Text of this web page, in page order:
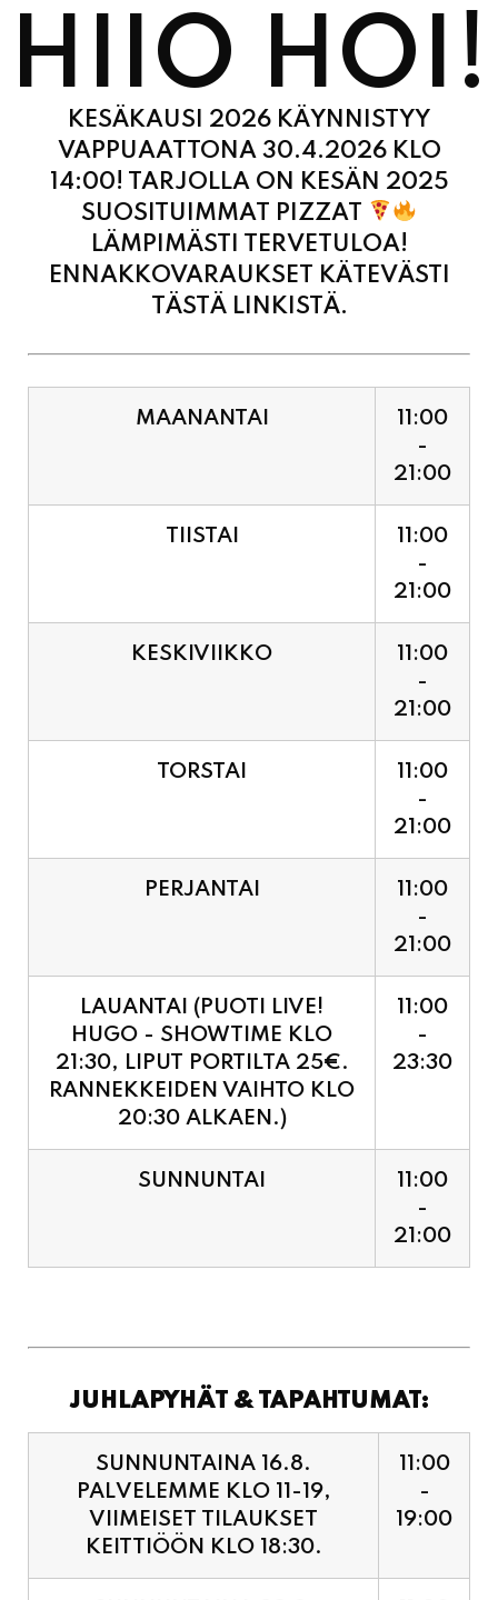
KESÄKAUSI 2026 KÄYNNISTYY
VAPPUAATTONA 30.4.2026 KLO
14:00! TARJOLLA ON KESÄN 2025
SUOSITUIMMAT PIZZAT
LÄMPIMÄSTI TERVETULOA!
ENNAKKOVARAUKSET KÄTEVÄSTI
TÄSTÄ LINKISTÄ.
-
21:00
11:00
-
21:00
11:00
-
21:00
11:00
-
21:00
11:00
-
21:00
21:30, LIPUT PORTILTA 25€.
RANNEKKEIDEN VAIHTO KLO
20:30 ALKAEN.)
11:00
-
23:30
SUNNUNTAI
21:00
PALVELEMME KLO 11-19,
VIIMEISET TILAUKSET
KEITTIÖÖN KLO 18:30.
-
19:00
SUNNUNTAINA 23.8.
PALVELEMME KLO 11-19,
VIIMEISET TILAUKSET
11:00
19:00